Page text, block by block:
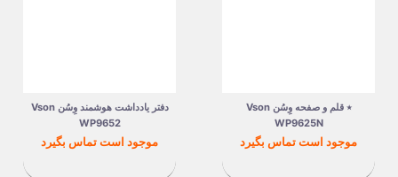
٭ قلم و صفحه وِسُن Vson
WP9625N
قیمت
موجود است تماس بگیرد
دفتر یادداشت هوشمند وِسُن Vson
WP9652
قیمت
موجود است تماس بگیرد